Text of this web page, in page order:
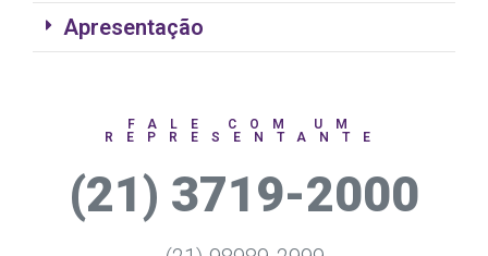
Apresentação
FALE COM UM
REPRESENTANTE
(21) 3719-2000